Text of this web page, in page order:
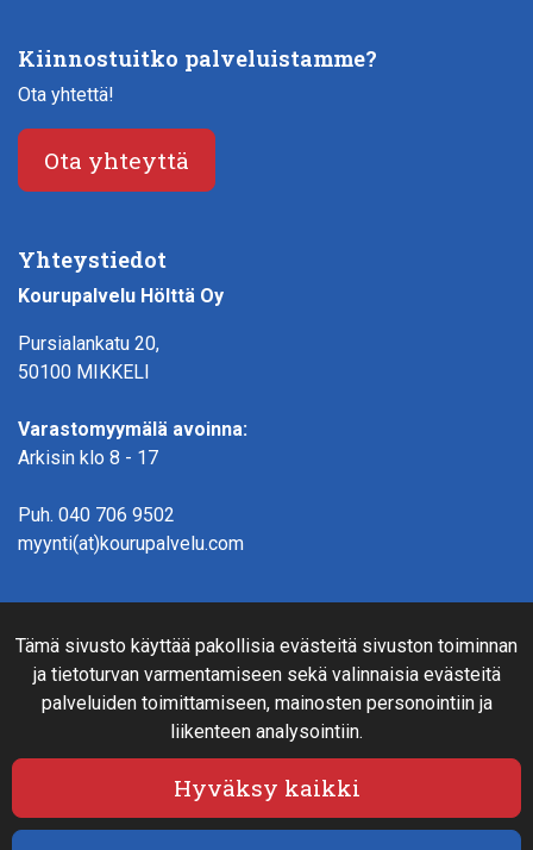
Tämä sivusto käyttää pakollisia evästeitä sivuston toiminnan
ja tietoturvan varmentamiseen sekä valinnaisia evästeitä
palveluiden toimittamiseen, mainosten personointiin ja
liikenteen analysointiin.
Hyväksy kaikki
Kiinnostuitko palveluistamme?
Ota yhtettä!
Ota yhteyttä
Yhteystiedot
Kourupalvelu Hölttä Oy
Pursialankatu 20,
50100 MIKKELI
Varastomyymälä avoinna:
Arkisin klo 8 - 17
Puh. 040 706 9502
myynti(at)kourupalvelu.com
Rahoitus
Näin teet ostoksia verkkokaupassa
Sopimusehdot- ja toimitusehdot